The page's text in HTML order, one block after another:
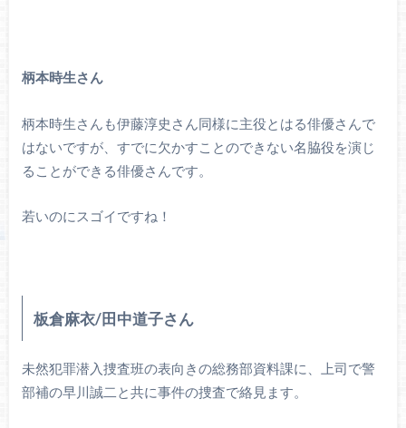
柄本時生さん
柄本時生さんも伊藤淳史さん同様に主役とはる俳優さんで
はないですが、すでに欠かすことのできない名脇役を演じ
ることができる俳優さんです。
若いのにスゴイですね！
板倉麻衣/田中道子さん
未然犯罪潜入捜査班の表向きの総務部資料課に、上司で警
部補の早川誠二と共に事件の捜査で絡見ます。